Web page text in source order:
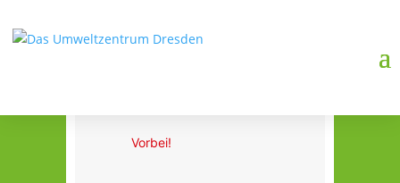
Vorbei!